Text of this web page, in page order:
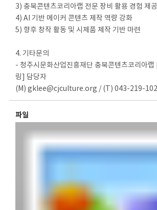
3) 충북콘텐츠코리아랩 전문 장비 활용 경험 제공
4) AI 기반 메이커 콘텐츠 제작 역량 강화
5) 향후 창작 활동 및 시제품 제작 기반 마련
4. 기타문의
- 청주시문화산업진흥재단 충북콘텐츠코리아랩
링] 담당자
(M) gklee@cjculture.org / (T) 043-219-
파일